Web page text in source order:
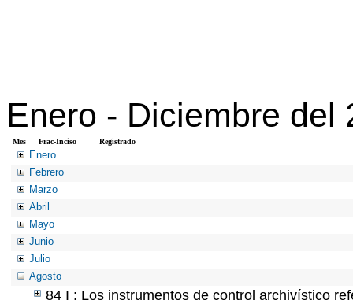
Enero - Diciembre del
Mes Frac-Inciso Registrado
Enero
Febrero
Marzo
Abril
Mayo
Junio
Julio
Agosto
84 I : Los instrumentos de control archivístico